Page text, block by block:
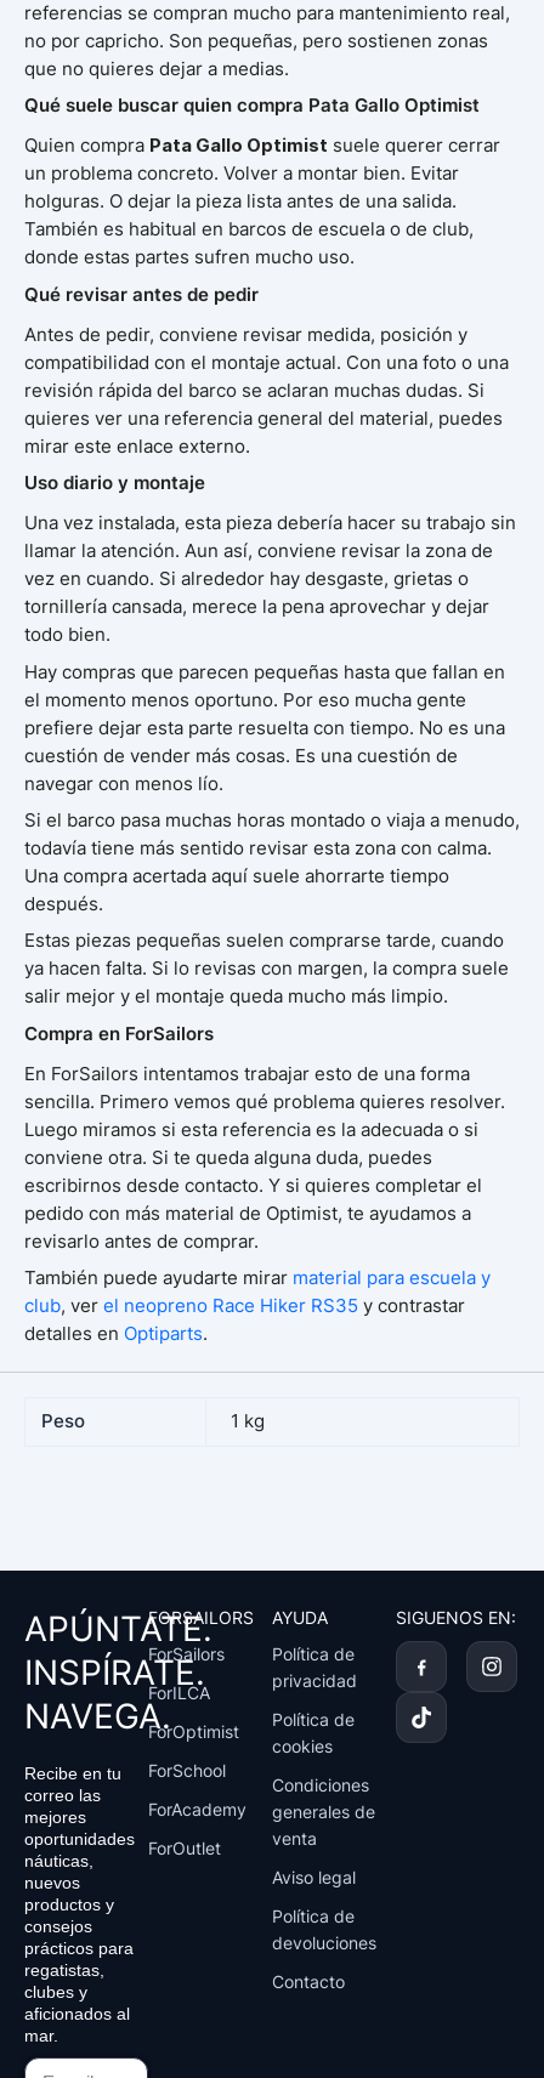
referencias se compran mucho para mantenimiento real,
no por capricho. Son pequeñas, pero sostienen zonas
que no quieres dejar a medias.
Qué suele buscar quien compra Pata Gallo Optimist
Quien compra Pata Gallo Optimist suele querer cerrar
un problema concreto. Volver a montar bien. Evitar
holguras. O dejar la pieza lista antes de una salida.
También es habitual en barcos de escuela o de club,
donde estas partes sufren mucho uso.
Qué revisar antes de pedir
Antes de pedir, conviene revisar medida, posición y
compatibilidad con el montaje actual. Con una foto o una
revisión rápida del barco se aclaran muchas dudas. Si
quieres ver una referencia general del material, puedes
mirar este enlace externo.
Uso diario y montaje
Una vez instalada, esta pieza debería hacer su trabajo sin
llamar la atención. Aun así, conviene revisar la zona de
vez en cuando. Si alrededor hay desgaste, grietas o
tornillería cansada, merece la pena aprovechar y dejar
todo bien.
Hay compras que parecen pequeñas hasta que fallan en
el momento menos oportuno. Por eso mucha gente
prefiere dejar esta parte resuelta con tiempo. No es una
cuestión de vender más cosas. Es una cuestión de
navegar con menos lío.
Si el barco pasa muchas horas montado o viaja a menudo,
todavía tiene más sentido revisar esta zona con calma.
Una compra acertada aquí suele ahorrarte tiempo
después.
Estas piezas pequeñas suelen comprarse tarde, cuando
ya hacen falta. Si lo revisas con margen, la compra suele
salir mejor y el montaje queda mucho más limpio.
Compra en ForSailors
En ForSailors intentamos trabajar esto de una forma
sencilla. Primero vemos qué problema quieres resolver.
Luego miramos si esta referencia es la adecuada o si
conviene otra. Si te queda alguna duda, puedes
escribirnos desde contacto. Y si quieres completar el
pedido con más material de Optimist, te ayudamos a
revisarlo antes de comprar.
También puede ayudarte mirar material para escuela y
club, ver el neopreno Race Hiker RS35 y contrastar
detalles en Optiparts.
Peso 1 kg
APÚNTATE.
INSPÍRATE.
NAVEGA.
Recibe en tu
correo las
mejores
oportunidades
náuticas,
nuevos
productos y
consejos
prácticos para
regatistas,
clubes y
aficionados al
mar.
FORSAILORS
ForSailors
ForILCA
ForOptimist
ForSchool
ForAcademy
ForOutlet
AYUDA
Política de
privacidad
Política de
cookies
Condiciones
generales de
venta
Aviso legal
Política de
devoluciones
Contacto
SIGUENOS EN:
I
n
s
T
i
t
o